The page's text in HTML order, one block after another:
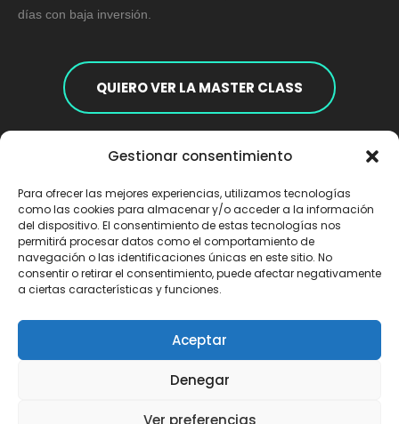
Gestionar consentimiento
Para ofrecer las mejores experiencias, utilizamos tecnologías
como las cookies para almacenar y/o acceder a la información
del dispositivo. El consentimiento de estas tecnologías nos
permitirá procesar datos como el comportamiento de
navegación o las identificaciones únicas en este sitio. No
consentir o retirar el consentimiento, puede afectar negativamente
a ciertas características y funciones.
Aceptar
Denegar
Ver preferencias
días con baja inversión.
QUIERO VER LA MASTER CLASS